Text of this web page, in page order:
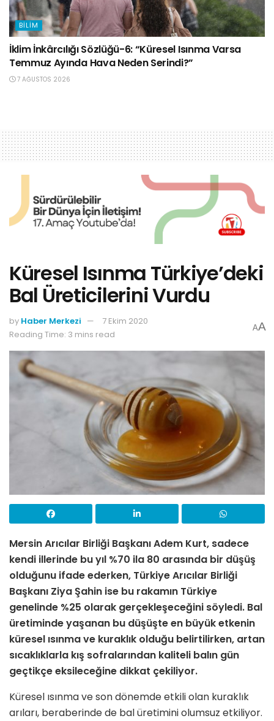
BILIM
İklim İnkârcılığı Sözlüğü-6: “Küresel Isınma Varsa
Temmuz Ayında Hava Neden Serindi?”
7 AĞUSTOS 2026
Küresel Isınma Türkiye’deki
Bal Üreticilerini Vurdu
by Haber Merkezi
7 Ekim 2020
Reading Time: 3 mins read
AA
Mersin Arıcılar Birliği Başkanı Adem Kurt, sadece
kendi illerinde bu yıl %70 ila 80 arasında bir düşüş
olduğunu ifade ederken, Türkiye Arıcılar Birliği
Başkanı Ziya Şahin ise bu rakamın Türkiye
genelinde %25 olarak gerçekleşeceğini söyledi. Bal
üretiminde yaşanan bu düşüşte en büyük etkenin
küresel ısınma ve kuraklık olduğu belirtilirken, artan
sıcaklıklarla kış sofralarından kaliteli balın gün
geçtikçe eksileceğine dikkat çekiliyor.
Küresel ısınma ve son dönemde etkili olan kuraklık
arıları, beraberinde de bal üretimini olumsuz etkiliyor.